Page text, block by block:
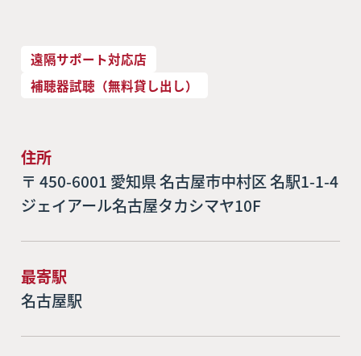
遠隔サポート対応店
補聴器試聴（無料貸し出し）
住所
〒 450-6001 愛知県 名古屋市中村区 名駅1-1-4
ジェイアール名古屋タカシマヤ10F
最寄駅
名古屋駅